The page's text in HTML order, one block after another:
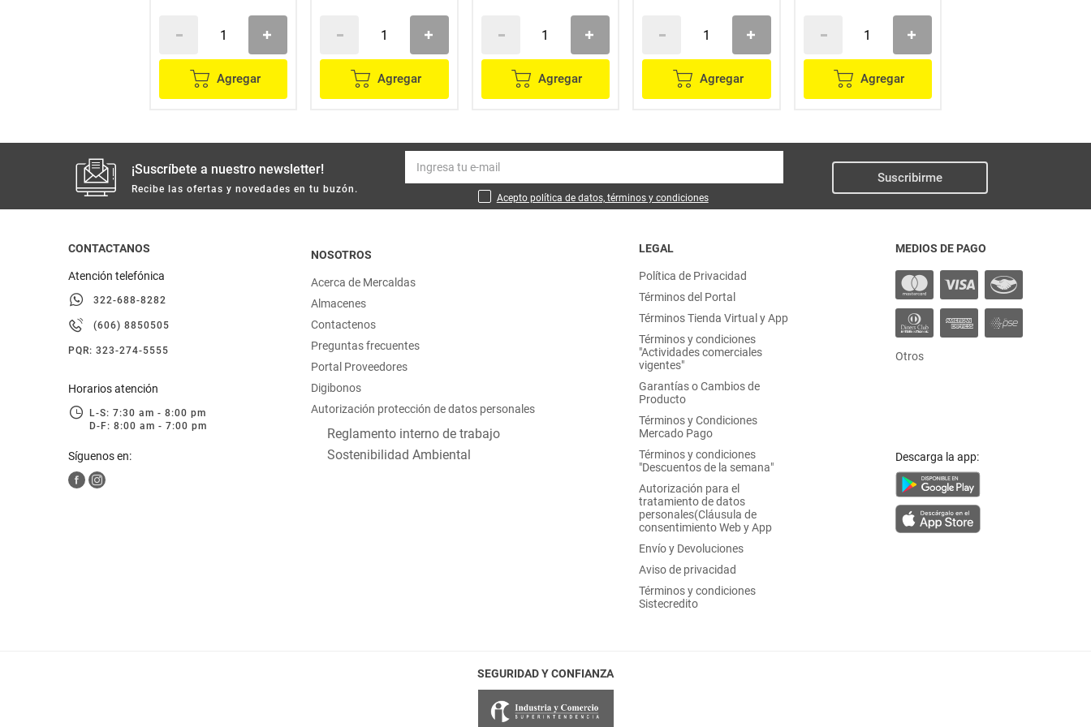
Agregar Agregar Agregar Agregar Agregar
¡Suscríbete a nuestro newsletter!
Recibe las ofertas y novedades en tu buzón.
Acepto política de datos, términos y condiciones
Suscribirme
CONTACTANOS
Atención telefónica
322-688-8282
(606) 8850505
PQR: 323-274-5555
Horarios atención
L-S: 7:30 am - 8:00 pm
D-F: 8:00 am - 7:00 pm
Síguenos en:
NOSOTROS
Acerca de Mercaldas
Almacenes
Contactenos
Preguntas frecuentes
Portal Proveedores
Digibonos
Autorización protección de datos personales
Reglamento interno de trabajo
Sostenibilidad Ambiental
LEGAL
Política de Privacidad
Términos del Portal
Términos Tienda Virtual y App
Términos y condiciones
"Actividades comerciales
vigentes"
Garantías o Cambios de
Producto
Términos y Condiciones
Mercado Pago
Términos y condiciones
"Descuentos de la semana"
Autorización para el
tratamiento de datos
personales(Cláusula de
consentimiento Web y App
Envío y Devoluciones
Aviso de privacidad
Términos y condiciones
Sistecredito
MEDIOS DE PAGO
Otros
Descarga la app:
SEGURIDAD Y CONFIANZA